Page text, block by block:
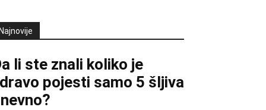
li ste znali koliko je
pojesti samo 5 šljiva